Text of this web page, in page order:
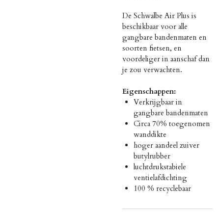
De Schwalbe Air Plus is
beschikbaar voor alle
gangbare bandenmaten en
soorten fietsen, en
voordeliger in aanschaf dan
je zou verwachten.
Eigenschappen:
Verkrijgbaar in
gangbare bandenmaten
Circa 70% toegenomen
wanddikte
hoger aandeel zuiver
butylrubber
luchtdrukstabiele
ventielafdichting
100 % recyclebaar